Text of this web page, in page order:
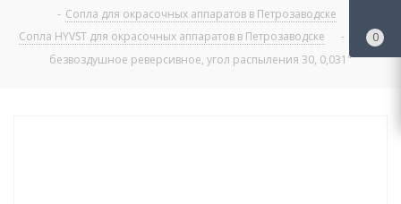
- Сопла для окрасочных аппаратов в Петрозаводске
Сопла HYVST для окрасочных аппаратов в Петрозаводске
-
Сопло
безвоздушное реверсивное, угол распыления 30, 0,031"
0